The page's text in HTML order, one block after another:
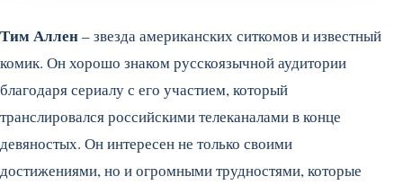
Тим Аллен– звезда американских ситкомов и известный
комик. Он хорошо знаком русскоязычной аудитории
благодаря сериалу с его участием, который
транслировался российскими телеканалами в конце
девяностых. Он интересен не только своими
достижениями, но и огромными трудностями, которые